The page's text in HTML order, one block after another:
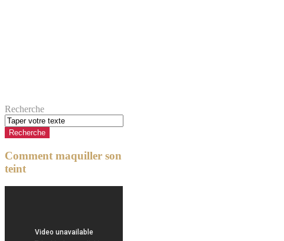
Recherche
Comment maquiller son
teint